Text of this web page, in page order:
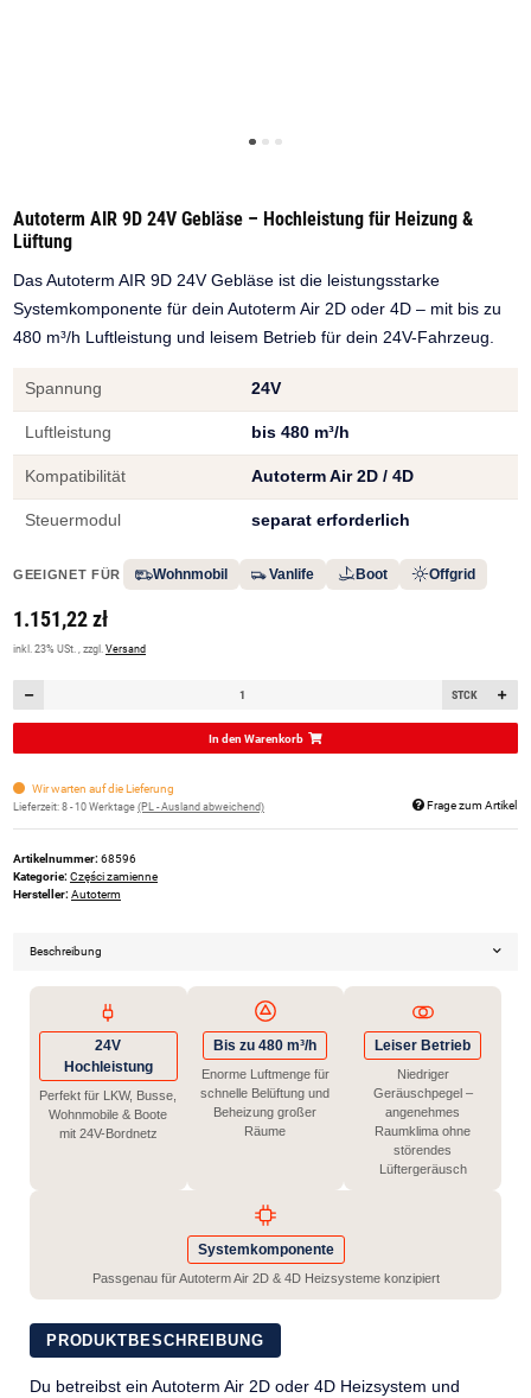
Autoterm AIR 9D 24V Gebläse – Hochleistung für Heizung &
Lüftung
Das Autoterm AIR 9D 24V Gebläse ist die leistungsstarke
Systemkomponente für dein Autoterm Air 2D oder 4D – mit bis zu
480 m³/h Luftleistung und leisem Betrieb für dein 24V-Fahrzeug.
Spannung 24V
Luftleistung bis 480 m³/h
Kompatibilität Autoterm Air 2D / 4D
Steuermodul separat erforderlich
GEEIGNET FÜR Wohnmobil Vanlife Boot Offgrid
1.151,22 zł
inkl. 23% USt. , zzgl. Versand
STCK
In den Warenkorb
Wir warten auf die Lieferung
Lieferzeit: 8 - 10 Werktage (PL - Ausland abweichend) Frage zum Artikel
Artikelnummer: 68596
Kategorie: Części zamienne
Hersteller: Autoterm
Beschreibung
24V
Hochleistung
Perfekt für LKW, Busse,
Wohnmobile & Boote
mit 24V-Bordnetz
Bis zu 480 m³/h
Enorme Luftmenge für
schnelle Belüftung und
Beheizung großer
Räume
Leiser Betrieb
Niedriger
Geräuschpegel –
angenehmes
Raumklima ohne
störendes
Lüftergeräusch
Systemkomponente
Passgenau für Autoterm Air 2D & 4D Heizsysteme konzipiert
PRODUKTBESCHREIBUNG
Du betreibst ein Autoterm Air 2D oder 4D Heizsystem und